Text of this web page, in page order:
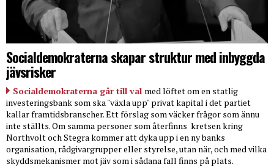
Socialdemokraterna skapar struktur med inbyggda
jävsrisker
Socialdemokraterna går till val med löftet om en statlig
investeringsbank som ska "växla upp" privat kapital i det partiet
kallar framtidsbranscher. Ett förslag som väcker frågor som ännu
inte ställts. Om samma personer som återfinns kretsen kring
Northvolt och Stegra kommer att dyka upp i en ny banks
organisation, rådgivargrupper eller styrelse, utan när, och med vilka
skyddsmekanismer mot jäv som i sådana fall finns på plats.